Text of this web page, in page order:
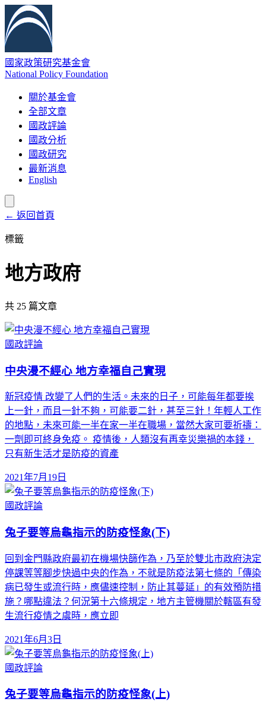
國家政策研究基金會
National Policy Foundation
關於基金會
全部文章
國政評論
國政分析
國政研究
最新消息
English
← 返回首頁
標籤
地方政府
共 25 篇文章
國政評論
中央漫不經心 地方幸福自己實現
新冠疫情 改變了人們的生活。未來的日子，可能每年都要挨
上一針，而且一針不夠，可能要二針，甚至三針！年輕人工作
的地點，未來可能一半在家一半在職場，當然大家可要祈禱：
一劑即可終身免疫。 疫情後，人類沒有再幸災樂禍的本錢，
只有新生活才是防疫的資產
2021年7月19日
國政評論
兔子要等烏龜指示的防疫怪象(下)
回到金門縣政府最初在機場快篩作為，乃至於雙北市政府決定
停課等等腳步快過中央的作為，不就是防疫法第七條的「傳染
病已發生或流行時，應儘速控制，防止其蔓延」的有效預防措
施？哪點違法？何況第十六條規定，地方主管機關於轄區有發
生流行疫情之虞時，應立即
2021年6月3日
國政評論
兔子要等烏龜指示的防疫怪象(上)